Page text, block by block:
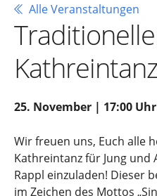
Alle Veranstaltungen
Kathreintanz
25. November | 17:00 Uhr
Wir freuen uns, Euch alle
Kathreintanz für Jung und
Rappl einzuladen! Dieser
im Zeichen des Mottos